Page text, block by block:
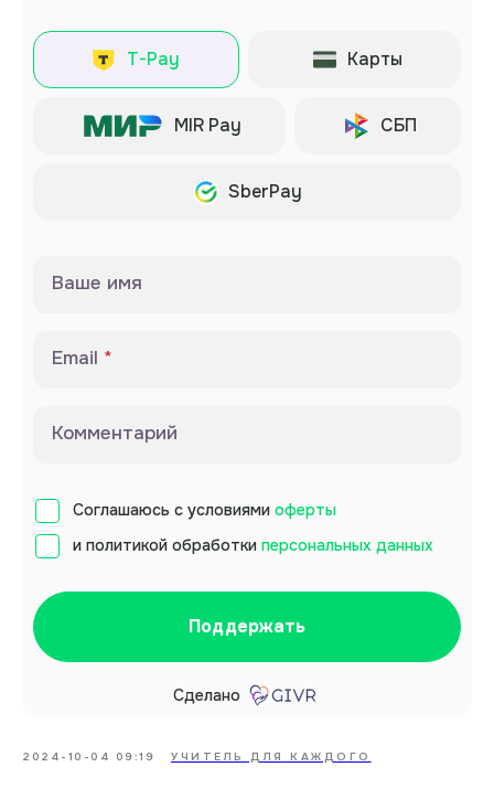
T-Pay Карты
MIR Pay СБП
SberPay
Ваше имя
Email
Комментарий
Соглашаюсь с условиями оферты
и политикой обработки персональных данных
Поддержать
Сделано
2024-10-04 09:19 УЧИТЕЛЬ ДЛЯ КАЖДОГО